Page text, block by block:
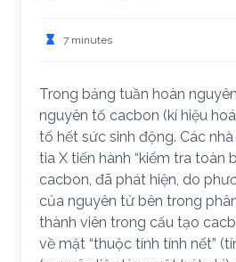
7 minutes
Trong bảng tuần hoàn
nguyên tố cacbon (kí hiệu
tố hết sức sinh động. Các
tia X tiến hành “kiểm tra toàn
cacbon, đã phát hiện, do
của nguyên tử bên trong
thành viên trong cấu tạo
về mặt “thuộc tính tính nết”